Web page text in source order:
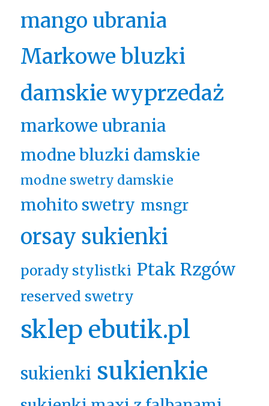
mango ubrania
Markowe bluzki
damskie wyprzedaż
markowe ubrania
modne bluzki damskie
modne swetry damskie
mohito swetry msngr
orsay sukienki
porady stylistki Ptak Rzgów
reserved swetry
sklep ebutik.pl
sukienki sukienkie